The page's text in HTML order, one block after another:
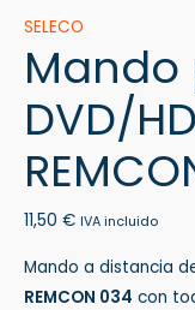
SELECO
Mando
DVD/
11,50 € IVA incluido
Mando a distancia
REMCON 034 con